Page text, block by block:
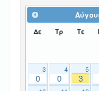
Δε Τρ Τε
3
0
4
0
5
3